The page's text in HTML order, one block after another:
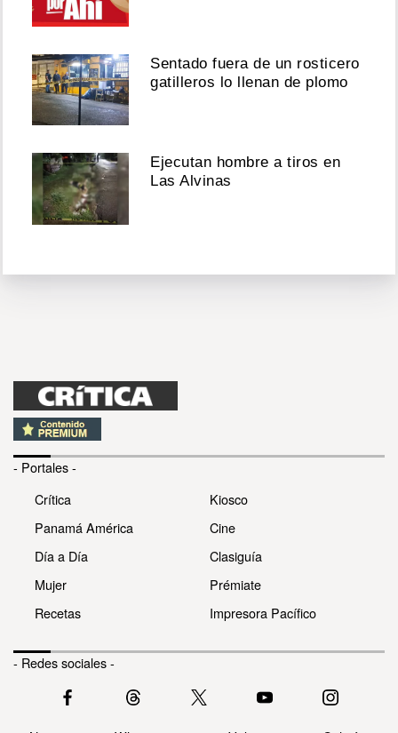
Sentado fuera de un rosticero
gatilleros lo llenan de plomo
Ejecutan hombre a tiros en
Las Alvinas
- Portales -
Crítica
Panamá América
Día a Día
Mujer
Recetas
Kiosco
Cine
Clasiguía
Prémiate
Impresora Pacífico
- Redes sociales -